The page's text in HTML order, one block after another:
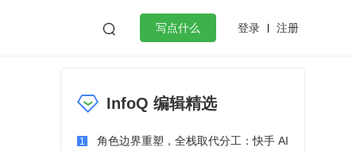
 写点什么 登录 注册
微服务架构 flutter
InfoQ 编辑精选
1
角色边界重塑，全栈取代分工：快手 AI